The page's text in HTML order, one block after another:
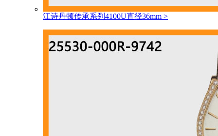
江诗丹顿传承系列4100U直径36mm >